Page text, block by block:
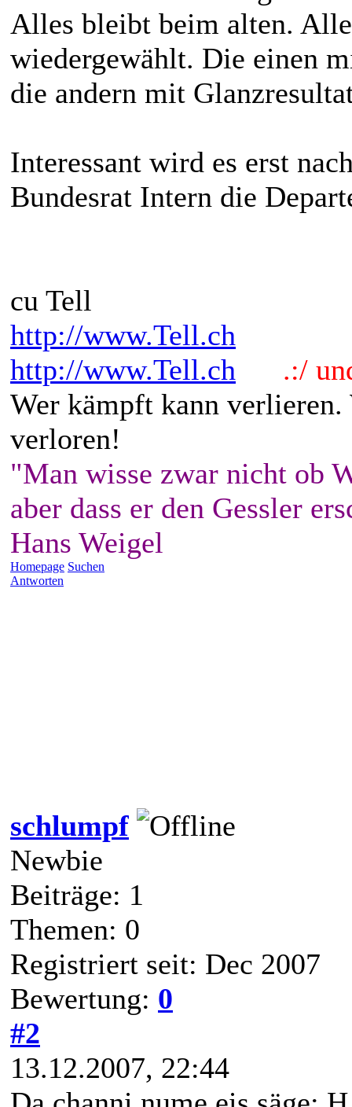
Alles bleibt beim alten.
wiedergewählt. Die einen
die andern mit
Interessant wird es erst
Bundesrat Intern die
cu Tell
http://www.Tell.ch
http://www.Tell.ch
.:/
Wer kämpft kann
verloren!
"Man wisse zwar nicht ob
aber dass er den Gessler
Hans Weigel
Homepage Suchen
Antworten
schlumpf
Newbie
Beiträge: 1
Themen: 0
Registriert seit: Dec 2007
Bewertung: 0
#2
13.12.2007, 22:44